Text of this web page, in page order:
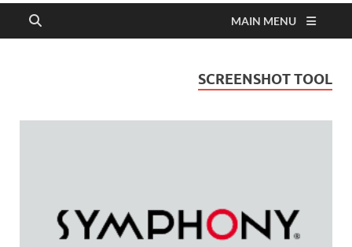
MAIN MENU
SCREENSHOT TOOL